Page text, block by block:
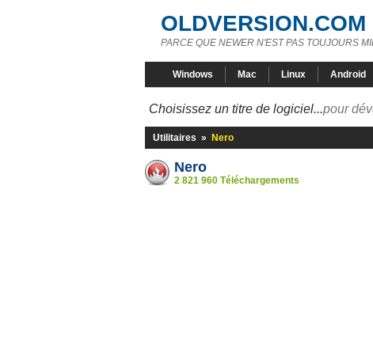
OLDVERSION.COM
PARCE QUE NEWER N'EST PAS TOUJOURS
Windows Mac Linux Android
Choisissez un titre de logiciel...pour
Utilitaires » Nero
Nero
2 821 960 Téléchargements